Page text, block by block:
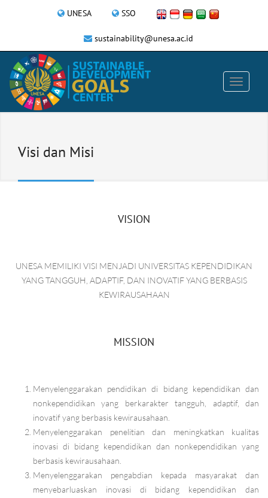
UNESA SSO
sustainability@unesa.ac.id
Visi dan Misi
VISION
UNESA MEMILIKI VISI MENJADI UNIVERSITAS KEPENDIDIKAN
YANG TANGGUH, ADAPTIF, DAN INOVATIF YANG BERBASIS
KEWIRAUSAHAAN
MISSION
Menyelenggarakan pendidikan di bidang kependidikan dan
nonkependidikan yang berkarakter tangguh, adaptif, dan
inovatif yang berbasis kewirausahaan.
Menyelenggarakan penelitian dan meningkatkan kualitas
inovasi di bidang kependidikan dan nonkependidikan yang
berbasis kewirausahaan.
Menyelenggarakan pengabdian kepada masyarakat dan
menyebarluaskan inovasi di bidang kependidikan dan